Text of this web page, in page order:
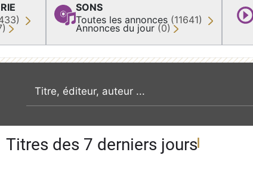
SONS
Toutes les annonces (11641)
Annonces du jour (0)
recherche par mot clé
Titres des 7 derniers jours